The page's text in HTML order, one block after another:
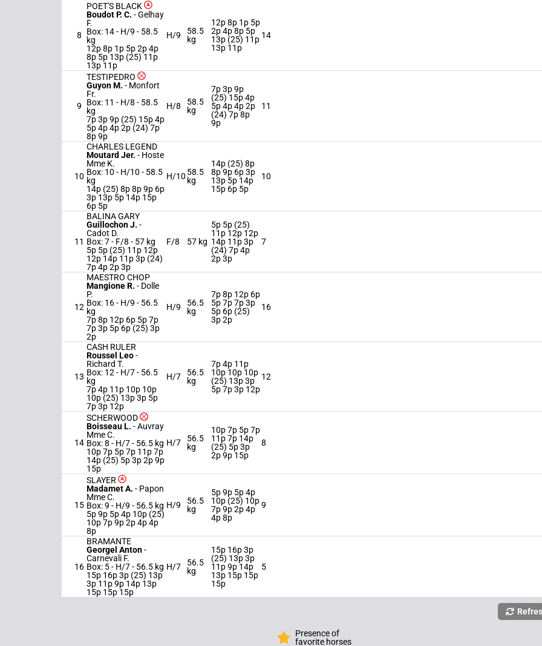
8
POET'S BLACK
Boudot P. C. -Gelhay
F.
Box: 14 - H/9 - 58.5
kg
12p 8p 1p 5p 2p 4p
8p 5p 13p (25) 11p
13p 11p
H/9
58.5
kg
12p 8p 1p 5p
2p 4p 8p 5p
13p (25) 11p
13p 11p
14
9
TESTIPEDRO
Guyon M. - Monfort
Fr.
Box: 11 - H/8 - 58.5
kg
7p 3p 9p (25) 15p 4p
5p 4p 4p 2p (24) 7p
8p 9p
H/8
58.5
kg
7p 3p 9p
(25) 15p 4p
5p 4p 4p 2p
(24) 7p 8p
9p
11
10
CHARLES LEGEND
Moutard Jer. - Hoste
Mme K.
Box: 10 - H/10 - 58.5
kg
14p (25) 8p 8p 9p 6p
3p 13p 5p 14p 15p
6p 5p
H/10 58.5
kg
14p (25) 8p
8p 9p 6p 3p
13p 5p 14p
15p 6p 5p
10
11
BALINA GARY
Guillochon J. -
Cadot D.
Box: 7 - F/8 - 57 kg
5p 5p (25) 11p 12p
12p 14p 11p 3p (24)
7p 4p 2p 3p
F/8 57 kg
5p 5p (25)
11p 12p 12p
14p 11p 3p
(24) 7p 4p
2p 3p
7
12
MAESTRO CHOP
Mangione R. - Dolle
P.
Box: 16 - H/9 - 56.5
kg
7p 8p 12p 6p 5p 7p
7p 3p 5p 6p (25) 3p
2p
H/9
56.5
kg
7p 8p 12p 6p
5p 7p 7p 3p
5p 6p (25)
3p 2p
16
13
CASH RULER
Roussel Leo-
Richard T.
Box: 12 - H/7 - 56.5
kg
7p 4p 11p 10p 10p
10p (25) 13p 3p 5p
7p 3p 12p
H/7
56.5
kg
7p 4p 11p
10p 10p 10p
(25) 13p 3p
5p 7p 3p 12p
12
14
SCHERWOOD
Boisseau L. -Auvray
Mme C.
Box: 8 - H/7 - 56.5 kg
10p 7p 5p 7p 11p 7p
14p (25) 5p 3p 2p 9p
15p
H/7
56.5
kg
10p 7p 5p 7p
11p 7p 14p
(25) 5p 3p
2p 9p 15p
8
15
SLAYER
Madamet A. - Papon
Mme C.
Box: 9 - H/9 - 56.5 kg
5p 9p 5p 4p 10p (25)
10p 7p 9p 2p 4p 4p
8p
H/9
56.5
kg
5p 9p 5p 4p
10p (25) 10p
7p 9p 2p 4p
4p 8p
9
16
BRAMANTE
Georgel Anton-
Carnevali F.
Box: 5 - H/7 - 56.5 kg
15p 16p 3p (25) 13p
3p 11p 9p 14p 13p
15p 15p 15p
H/7
56.5
kg
15p 16p 3p
(25) 13p 3p
11p 9p 14p
13p 15p 15p
15p
5
Presence of
favorite horses